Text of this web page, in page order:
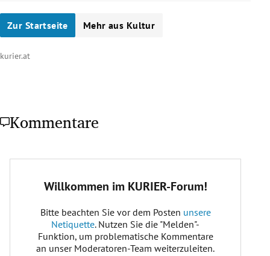
Zur Startseite Mehr aus Kultur
kurier.at
Kommentare